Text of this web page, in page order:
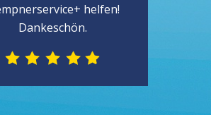
helfen!
Dankeschön.